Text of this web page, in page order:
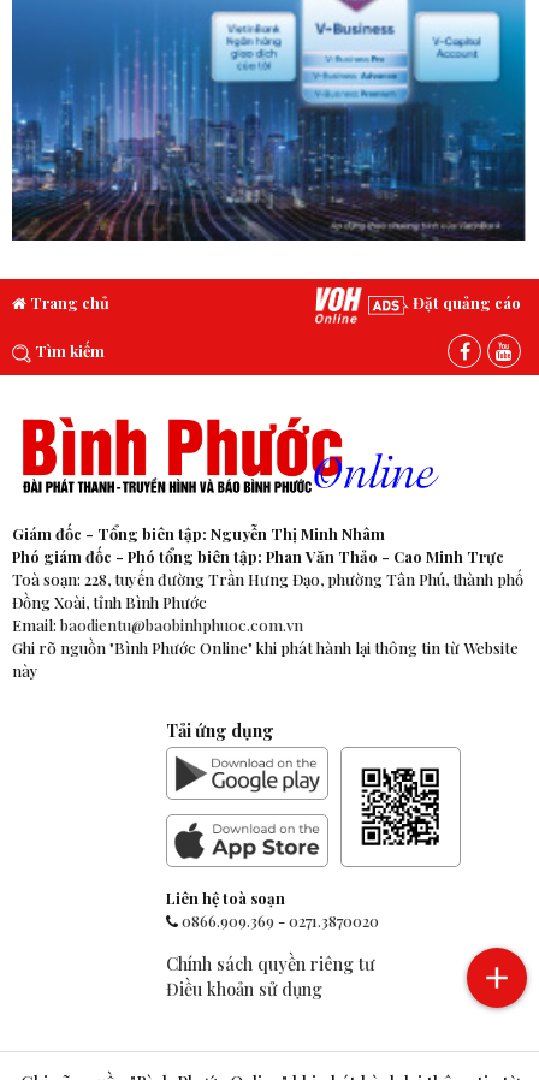
Trang chủ Đặt quảng cáo
Tìm kiếm
Giám đốc - Tổng biên tập: Nguyễn Thị Minh Nhâm
Phó giám đốc - Phó tổng biên tập: Phan Văn Thảo - Cao Minh Trực
Toà soạn: 228, tuyến đường Trần Hưng Đạo, phường Tân Phú, thành phố
Đồng Xoài, tỉnh Bình Phước
Email: baodientu@baobinhphuoc.com.vn
Ghi rõ nguồn "Bình Phước Online" khi phát hành lại thông tin từ Website
này
Tải ứng dụng
Liên hệ toà soạn
0866.909.369-0271.3870020
Chính sách quyền riêng tư
Điều khoản sử dụng